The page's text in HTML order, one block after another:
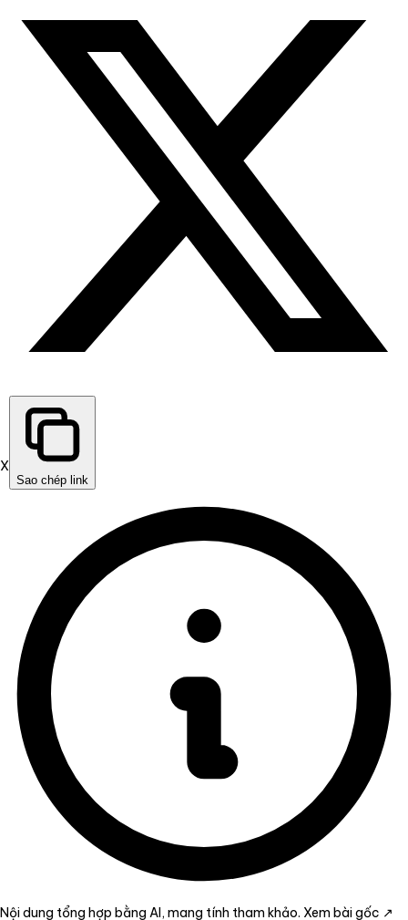
X
Sao chép link
Nội dung tổng hợp bằng AI, mang tính tham khảo. Xem bài gốc ↗